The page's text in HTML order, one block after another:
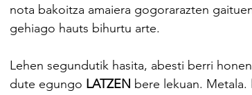
nota bakoitza amaiera gogorarazten
gehiago hauts bihurtu arte.
Lehen segundutik hasita, abesti berri
dute egungo LATZEN bere lekuan. Metala.